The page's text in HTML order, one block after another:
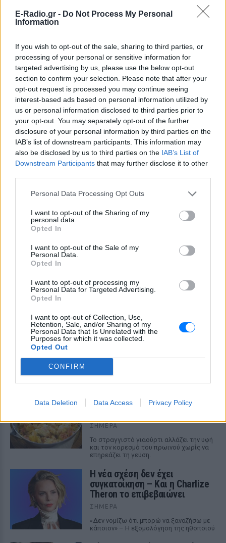
E-Radio.gr - Do Not Process My Personal
Information
If you wish to opt-out of the sale, sharing to third parties, or
processing of your personal or sensitive information for
targeted advertising by us, please use the below opt-out
section to confirm your selection. Please note that after your
opt-out request is processed you may continue seeing
interest-based ads based on personal information utilized by
us or personal information disclosed to third parties prior to
your opt-out. You may separately opt-out of the further
disclosure of your personal information by third parties on the
IAB’s list of downstream participants. This information may
also be disclosed by us to third parties on the IAB’s List of
Downstream Participants that may further disclose it to other
Personal Data Processing Opt Outs
I want to opt-out of the Sharing of my
personal data.
Opted In
I want to opt-out of the Sale of my
Personal Data.
Opted In
I want to opt-out of processing my
Personal Data for Targeted Advertising.
Opted In
I want to opt-out of Collection, Use,
Retention, Sale, and/or Sharing of my
Personal Data that Is Unrelated with the
Purposes for which it was collected.
Opted Out
CONFIRM
Data Deletion Data Access Privacy Policy
και μάθετε πρώτοι τα πιο hot νέα
Ομορφιά, Σχέσεις και φυσικάCelebritiesστο νέο
Pink.gr!
Ακολουθήστε το E-Radio.gr και στο Instagram
ΔΙΑΦΗΜΙΣΗ
ΔΕΙΤΕ ΕΠΙΣΗΣ
ΣΤΗΝ ΙΔΙΑ ΚΑΤΗΓΟΡΙΑ
κουταλιά και τα scrambled
ΣΉΜΕΡΑ
Το στραγγιστό γιαούρτι αλλάζει την υφή
και τον κορεσμό του πρωινού χωρίς να
επηρεάζει τη γεύση.
Η νέα σχέση δεν έχει
συγκατοίκηση – Και η Charlize
Theron το επιβεβαιώνει
ΣΉΜΕΡΑ
«Δεν νομίζω ότι μπορώ να ξαναζήσω με
κάποιον» – Η εξομολόγηση της ηθοποιού